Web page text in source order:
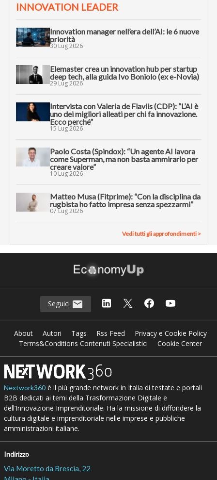
INNOVATION LEADER
Innovation manager nell’era dell’AI: le 6 nuove
priorità
30 Lug 2026
Elemaster crea un innovation hub per startup
deep tech, alla guida Ivo Boniolo (ex e-Novia)
29 Lug 2026
Intervista con Valeria de Flaviis (CDP): “L’AI è
uno dei migliori alleati per chi fa innovazione.
Ecco perché”
15 Lug 2026
Paolo Costa (Spindox): “Un agente AI lavora
come Superman, ma non basta ammirarlo per
creare valore”
10 Lug 2026
Matteo Musa (Fitprime): “Con la disciplina da
rugbista ho fatto impresa senza spezzarmi”
07 Lug 2026
Vedi tutti gli approfondimenti >
Seguici
About Autori Tags Rss Feed
Privacy e Cookie Policy
Terms&Conditions Contenuti Specialistici
Cookie Center
Nextwork360è il più grande network in Italia di testate e portali
B2B dedicati ai temi della Trasformazione Digitale e
dell’Innovazione Imprenditoriale. Ha la missione di diffondere la
cultura digitale e imprenditoriale nelle imprese e pubbliche
amministrazioni italiane.
Indirizzo
Via Moretto da Brescia, 22